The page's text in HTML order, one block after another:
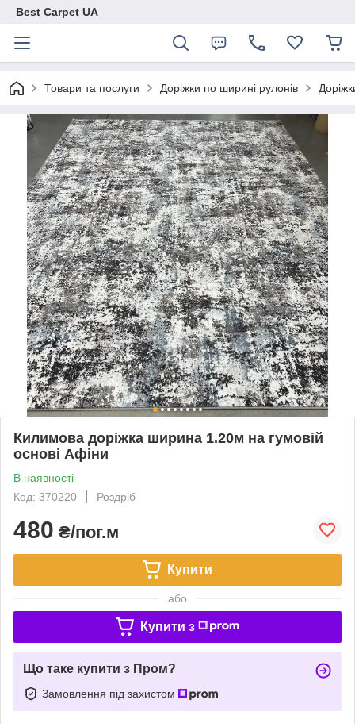
Best Carpet UA
Товари та послуги Доріжки по ширині рулонів
Килимова доріжка ширина 1.20м на гумовій
основі Афіни
В наявності
Код: 370220
Роздріб
480 ₴/пог.м
Купити
або
Купити з
Що таке купити з Пром?
Замовлення під захистом